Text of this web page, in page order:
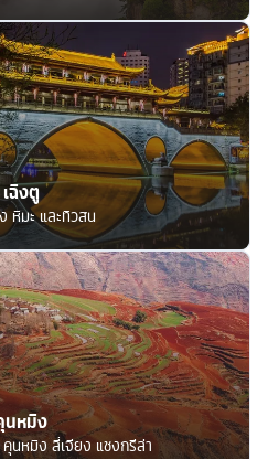
เฉิงตู
หิมะ และทิวสน
นหมิง
นหมิง ลี่เจียง แชงกรีล่า